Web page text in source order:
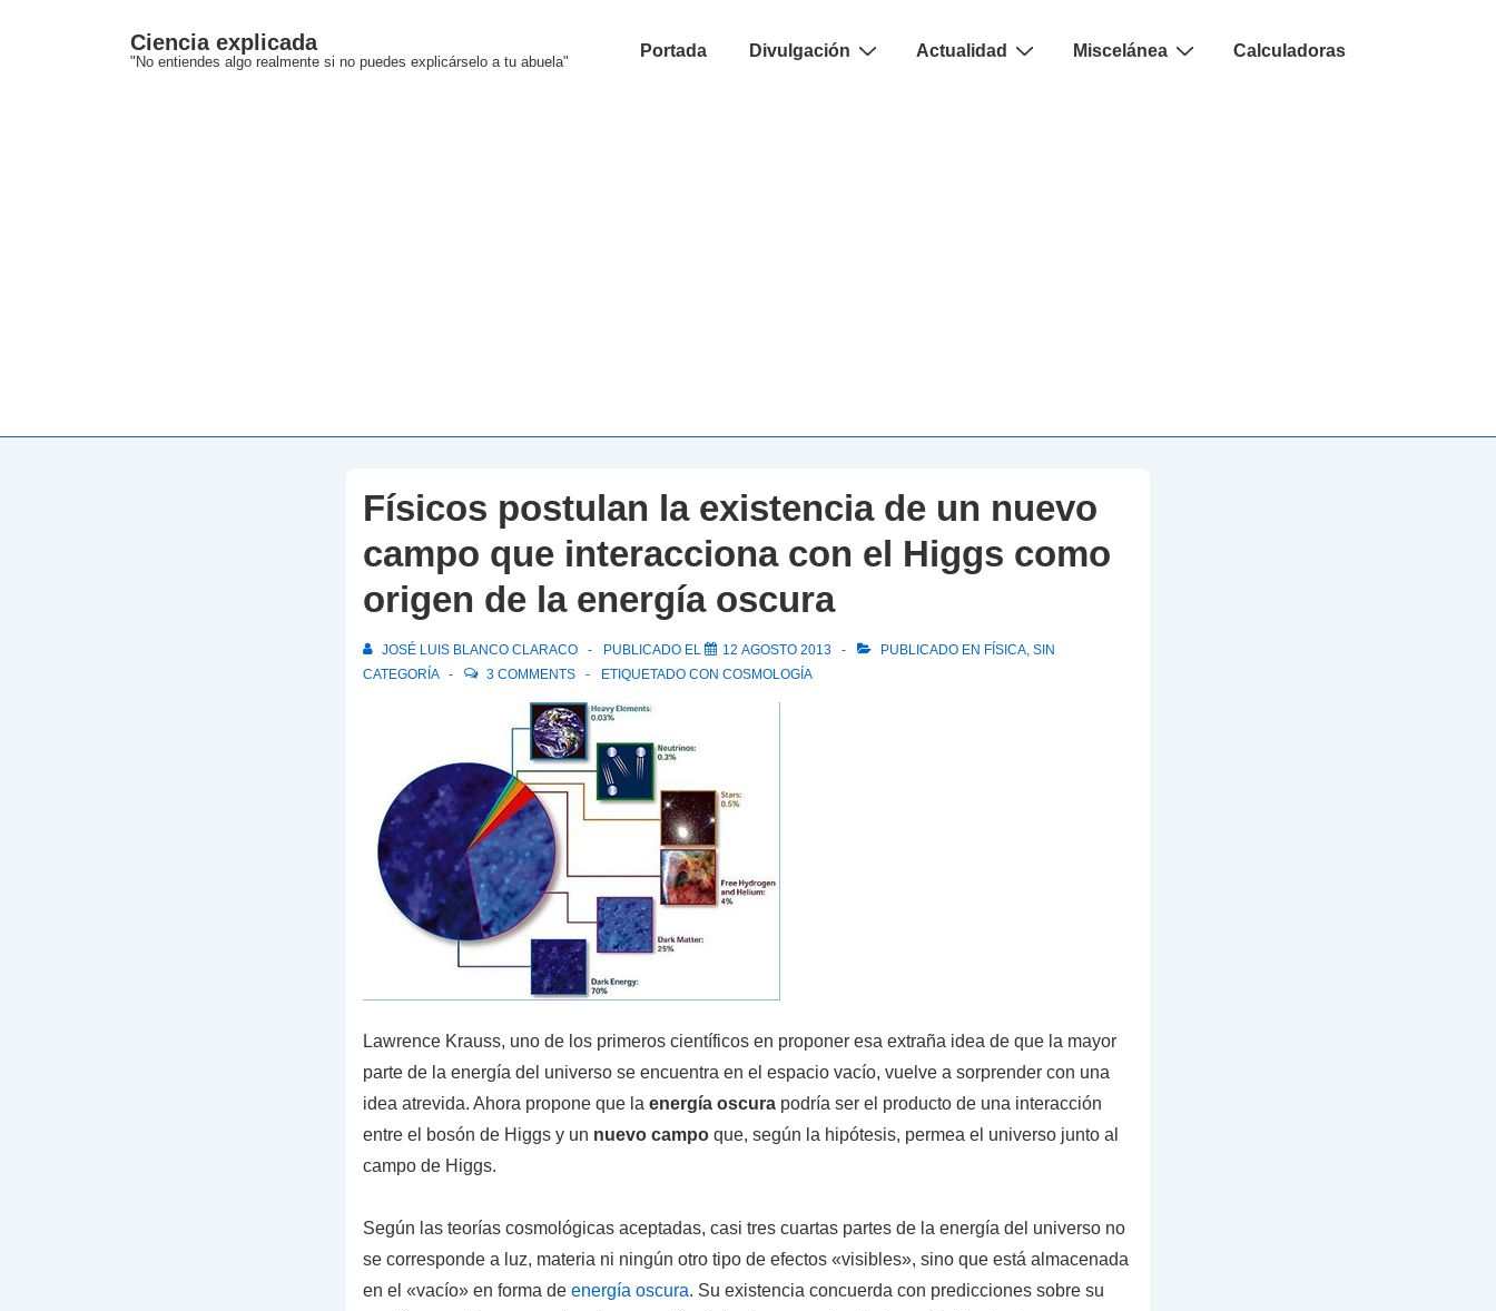
Ciencia explicada
"No entiendes algo realmente si no puedes explicárselo a tu abuela"
Navegación
Portada Divulgación Actualidad Miscelánea Calculadoras
Físicos postulan la existencia de un nuevo
campo que interacciona con el Higgs como
origen de la energía oscura
JOSÉ LUIS BLANCO CLARACO PUBLICADO EL 12 AGOSTO 2013 PUBLICADO EN FÍSICA, SIN
CATEGORÍA
3 COMMENTS ETIQUETADO CON COSMOLOGÍA
Lawrence Krauss, uno de los primeros científicos en proponer esa extraña idea de que la mayor
parte de la energía del universo se encuentra en el espacio vacío, vuelve a sorprender con una
idea atrevida. Ahora propone que la energía oscurapodría ser el producto de una interacción
entre el bosón de Higgs y un nuevo campoque, según la hipótesis, permea el universo junto al
campo de Higgs.
Según las teorías cosmológicas aceptadas, casi tres cuartas partes de la energía del universo no
se corresponde a luz, materia ni ningún otro tipo de efectos «visibles», sino que está almacenada
en el «vacío» en forma de energía oscura. Su existencia concuerda con predicciones sobre su